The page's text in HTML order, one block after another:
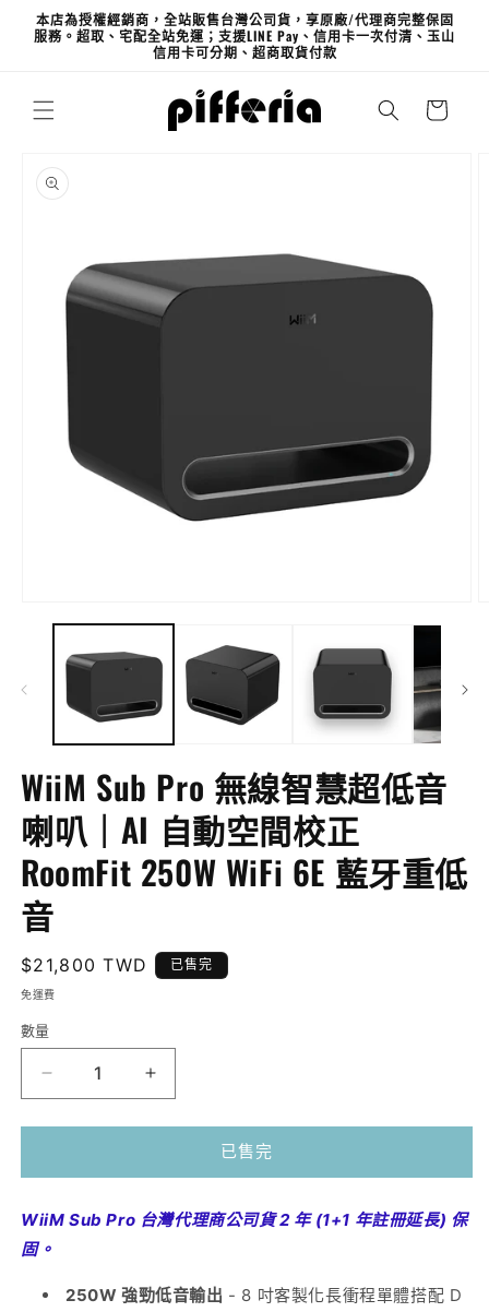
跳至內
容
本店為授權經銷商，全站販售台灣公司貨，享原廠/代理商完整保固
服務。超取、宅配全站免運；支援LINE Pay、信用卡一次付清、玉山
信用卡可分期、超商取貨付款
物
品資訊
窗
多
媒
體
檔
案
1
WiiM Sub Pro 無線智慧超低音
喇叭｜AI 自動空間校正
RoomFit 250W WiFi 6E 藍牙重低
音
定
價
$21,800 TWD 已售完
免運費
數量
Sub
Pro
線
智
慧
低
WiiM
Sub
Pro
線
智
低
已售完
WiiM Sub Pro 台灣代理商公司貨2 年 (1+1 年註冊延長) 保
固。
250W 強勁低音輸出 - 8 吋客製化長衝程單體搭配 D